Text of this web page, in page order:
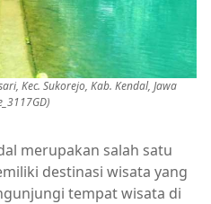
Kec. Sukorejo, Kab. Kendal, Jawa
merupakan salah satu
destinasi wisata yang
tempat wisata di